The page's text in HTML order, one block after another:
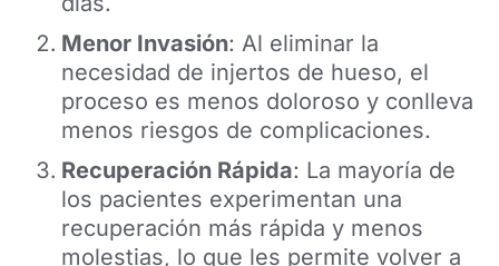
Menor Invasión: Al eliminar la
necesidad de injertos de hueso, el
proceso es menos doloroso y conlleva
menos riesgos de complicaciones.
Recuperación Rápida: La mayoría de
los pacientes experimentan una
recuperación más rápida y menos
molestias, lo que les permite volver a